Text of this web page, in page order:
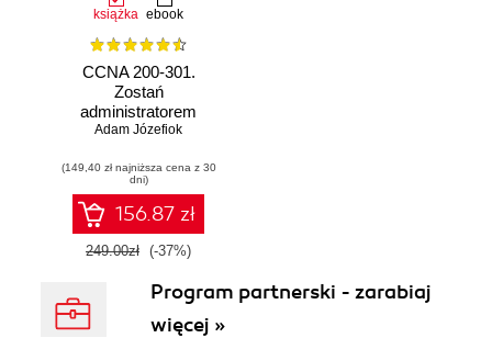
książka ebook
CCNA 200-301.
Zostań
administratorem
sieci
Cisco. Wydanie II
Adam Józefiok
(149,40 zł najniższa cena z 30
dni)
156.87 zł
249.00zł (-37%)
Program partnerski - zarabiaj
więcej »